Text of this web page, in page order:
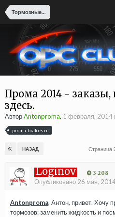
Тормозные системы Proma
Прома 2014 - заказы,
здесь.
АвторAntonproma, 1 февраля, 2014
proma-brakes.ru
НАЗАД Страница
Loginov 3 208
Опубликовано 26 мая,
Antonproma, Антон, привет. Хочу
тормозов: заменить жидкость и